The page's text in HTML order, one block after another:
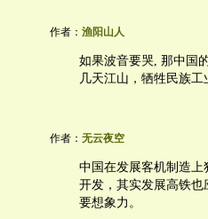
作者： 渔阳山人
如果波音要哭, 那中国
几天江山，牺牲民族
作者： 无云夜空
中国在发展客机制造
开发，其实发展高铁
要想象力。